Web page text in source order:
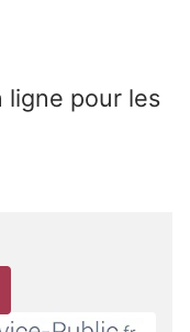
ligne pour les